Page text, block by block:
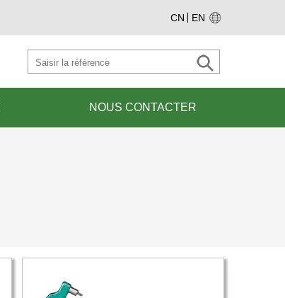
CN EN
NOUS CONTACTER